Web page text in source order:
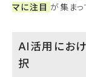
マに注目 が集まっ
AI活用にお
択